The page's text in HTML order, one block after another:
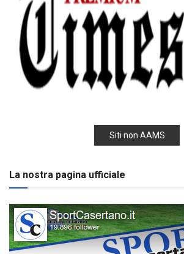
Siti non AAMS
La nostra pagina ufficiale